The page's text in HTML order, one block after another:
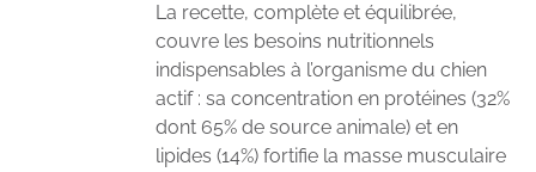
La recette, complète et équilibrée,
couvre les besoins nutritionnels
indispensables à l’organisme du chien
actif : sa concentration en protéines (32%
dont 65% de source animale) et en
lipides (14%) fortifie la masse musculaire